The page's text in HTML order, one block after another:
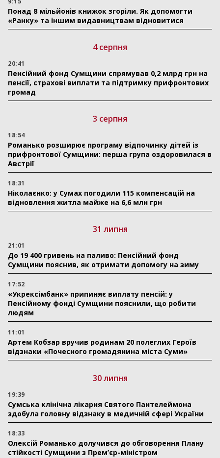
Понад 8 мільйонів книжок згоріли. Як допомогти
«Ранку» та іншим видавництвам відновитися
4 серпня
20:41
Пенсійний фонд Сумщини спрямував 0,2 млрд грн на
пенсії, страхові виплати та підтримку прифронтових
громад
3 серпня
18:54
Романько розширює програму відпочинку дітей із
прифронтової Сумщини: перша група оздоровилася в
Австрії
18:31
Ніколаєнко: у Сумах погодили 115 компенсацій на
відновлення житла майже на 6,6 млн грн
31 липня
21:01
До 19 400 гривень на паливо: Пенсійний фонд
Сумщини пояснив, як отримати допомогу на зиму
17:52
«Укрексімбанк» припиняє виплату пенсій: у
Пенсійному фонді Сумщини пояснили, що робити
людям
11:01
Артем Кобзар вручив родинам 20 полеглих Героїв
відзнаки «Почесного громадянина міста Суми»
30 липня
19:39
Сумська клінічна лікарня Святого Пантелеймона
здобула головну відзнаку в медичній сфері України
18:33
Олексій Романько долучився до обговорення Плану
стійкості Сумщини з Прем’єр-міністром